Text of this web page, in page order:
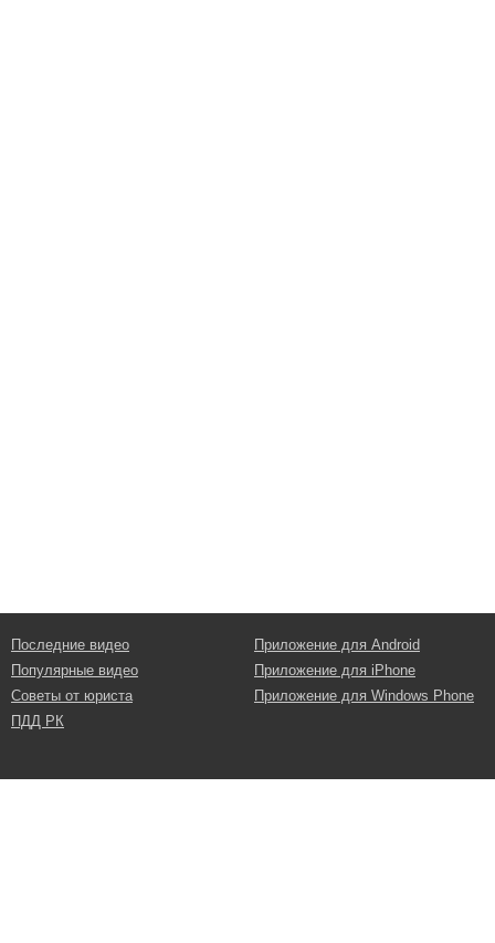
Последние видео
Популярные видео
Советы от юриста
ПДД РК
Приложение для Android
Приложение для iPhone
Приложение для Windows Phone